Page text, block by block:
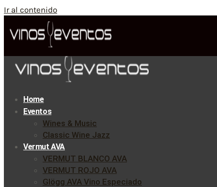
Ir al contenido
Home
Eventos
Wines & Music
Classic Wine Jazz
Vermut AVA
VERMUT BLANCO AVA
VERMUT ROJO AVA
Glögg AVA Vino Especiado